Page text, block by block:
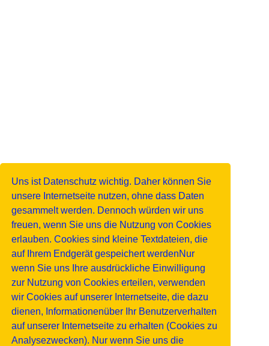
Uns ist Datenschutz wichtig. Daher können Sie
unsere Internetseite nutzen, ohne dass Daten
gesammelt werden. Dennoch würden wir uns
freuen, wenn Sie uns die Nutzung von Cookies
erlauben. Cookies sind kleine Textdateien, die
auf Ihrem Endgerät gespeichert werdenNur
wenn Sie uns Ihre ausdrückliche Einwilligung
zur Nutzung von Cookies erteilen, verwenden
wir Cookies auf unserer Internetseite, die dazu
dienen, Informationenüber Ihr Benutzerverhalten
auf unserer Internetseite zu erhalten (Cookies zu
Analysezwecken). Nur wenn Sie uns die